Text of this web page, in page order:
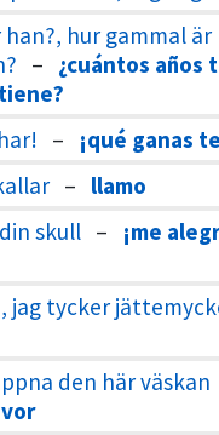
hur gammal
– ¿cuántos años
–
¡qué ganas
– llamo
skull –
¡me
jag tycker
den här väskan